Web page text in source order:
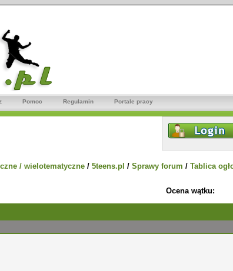
Pomoc Regulamin Portale pracy
/ wielotematyczne / 5teens.pl / Sprawy forum / Tablica
Ocena wątku: